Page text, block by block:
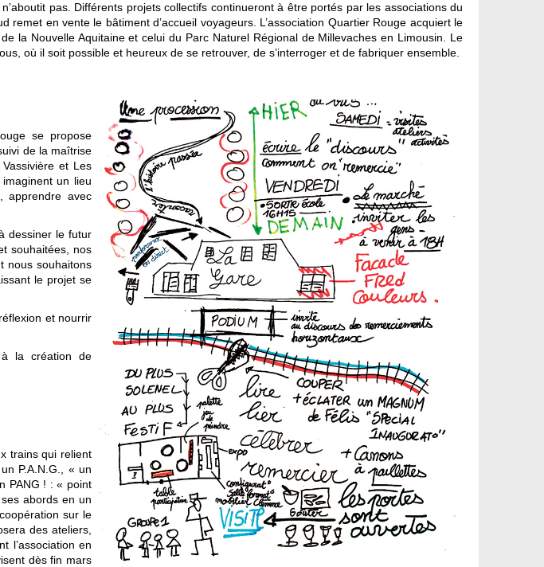
pas. Différents projets collectifs continueront à être portés par les associations du
en vente le bâtiment d’accueil voyageurs. L’association Quartier Rouge acquiert le
la Nouvelle Aquitaine et celui du Parc Naturel Régional de Millevaches en Limousin. Le
où il soit possible et heureux de se retrouver, de s’interroger et de fabriquer ensemble.
se propose
de la maîtrise
et Les
un lieu
apprendre avec
dessiner le futur
souhaitées, nos
nous souhaitons
le projet se
et nourrir
la création de
trains qui relient
P.A.N.G., « un
PANG ! : « point
abords en un
sur le
des ateliers,
l’association en
dès fin mars